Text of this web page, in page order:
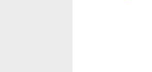
Oferta